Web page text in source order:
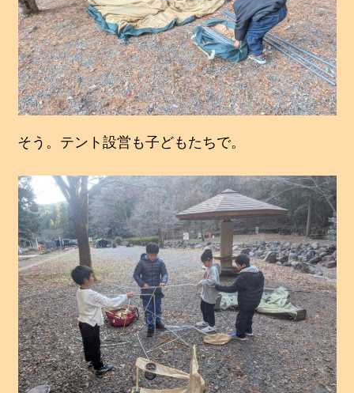
そう。テント設営も子どもたちで。